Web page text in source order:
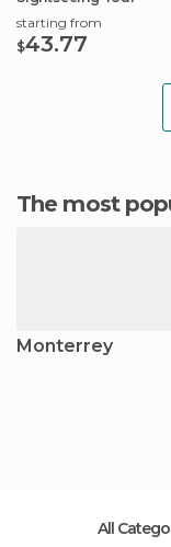
starting from
$43.77
The most
Monterrey
All